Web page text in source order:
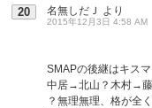
20 名無しだＪ より
2015年12月3日 4:58 AM
SMAPの後継はキスマ
中居→北山？木村→
？無理無理、格が全く